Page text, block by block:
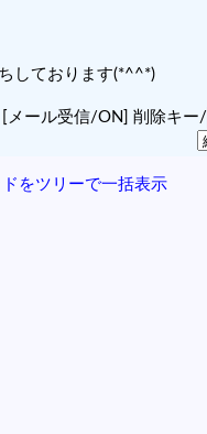
しております(*^^*)
メール受信/ON] 削除キー/
をツリーで一括表示